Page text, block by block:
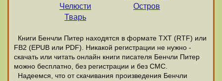
Челюсти
Тварь
Остров
Книги Бенчли Питер находятся в формате ТХТ (RTF) или
FB2 (EPUB или PDF). Никакой регистрации не нужно -
скачать или читать онлайн книги писателя Бенчли Питер
можно бесплатно, без регистрации и без СМС.
Надеемся, что от скачивания произведения Бенчли